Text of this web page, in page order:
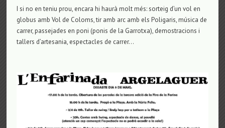
I si no en teniu prou, encara hi haurà molt més: sorteig d’un vol en
globus amb Vol de Coloms, tir amb arc amb els Poligaris, música de
carrer, passejades en poni (ponis de la Garrotxa), demostracions i
tallers d’artesania, espectacles de carrer…